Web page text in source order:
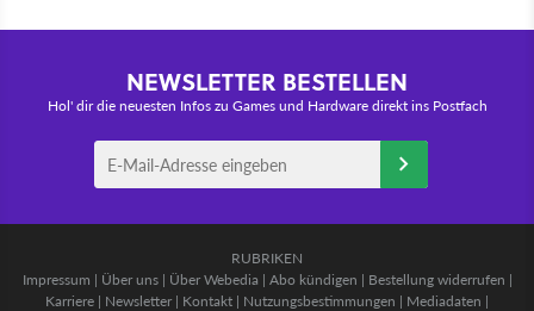
NEWSLETTER BESTELLEN
Hol' dir die neuesten Infos zu Games und Hardware direkt ins Postfach
RUBRIKEN
Impressum | Über uns| Über Webedia | Abo kündigen | Bestellung widerrufen |
Karriere | Newsletter | Kontakt | Nutzungsbestimmungen | Mediadaten |